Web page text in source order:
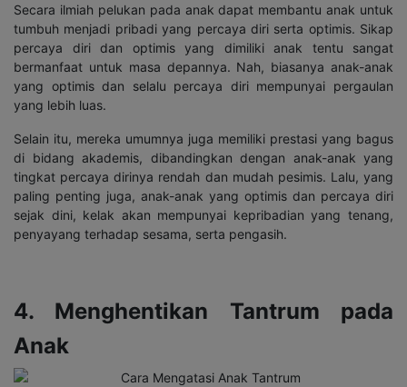
Secara ilmiah pelukan pada anak dapat membantu anak untuk
tumbuh menjadi pribadi yang percaya diri serta optimis. Sikap
percaya diri dan optimis yang dimiliki anak tentu sangat
bermanfaat untuk masa depannya. Nah, biasanya anak-anak
yang optimis dan selalu percaya diri mempunyai pergaulan
yang lebih luas.
Selain itu, mereka umumnya juga memiliki prestasi yang bagus
di bidang akademis, dibandingkan dengan anak-anak yang
tingkat percaya dirinya rendah dan mudah pesimis. Lalu, yang
paling penting juga, anak-anak yang optimis dan percaya diri
sejak dini, kelak akan mempunyai kepribadian yang tenang,
penyayang terhadap sesama, serta pengasih.
4. Menghentikan Tantrum pada
Anak